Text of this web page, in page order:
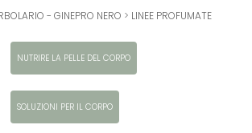
- GINEPRO NERO > LINEE PROFUMATE
NUTRIRE LA PELLE DEL CORPO
SOLUZIONI PER IL CORPO